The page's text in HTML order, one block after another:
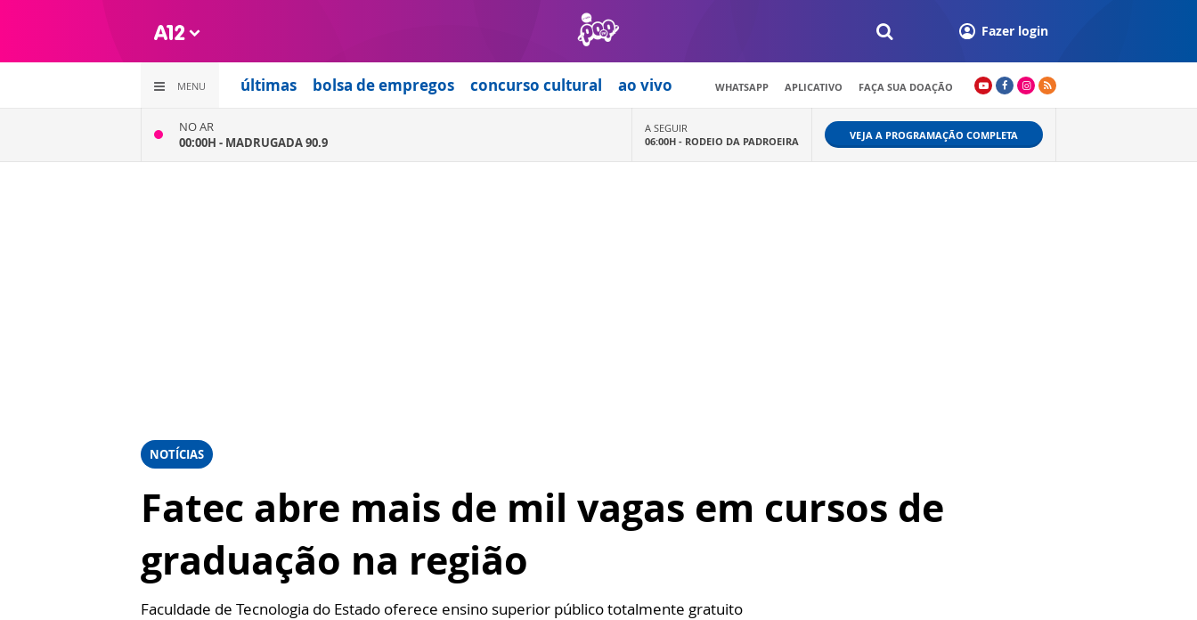
Fazer login
MENU últimas bolsa de empregos concurso cultural ao vivo WHATSAPP APLICATIVO FAÇA SUA DOAÇÃO
NO AR
00:00H - MADRUGADA 90.9
A SEGUIR
06:00H - RODEIO DA PADROEIRA VEJA A PROGRAMAÇÃO COMPLETA
NOTÍCIAS
Fatec abre mais de mil vagas em cursos de
graduação na região
Faculdade de Tecnologia do Estado oferece ensino superior público totalmente gratuito